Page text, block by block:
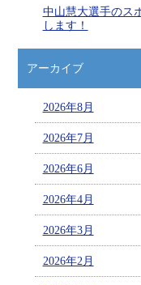
中山慧大選手のス
します！
アーカイブ
2026年8月
2026年7月
2026年6月
2026年4月
2026年3月
2026年2月